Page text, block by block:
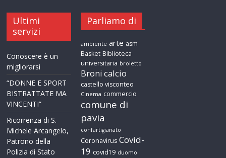
Ultimi
servizi
Conoscere è un
migliorarsi
“DONNE E SPORT
BISTRATTATE MA
VINCENTI”
Ricorrenza di S.
Michele Arcangelo,
Patrono della
Polizia di Stato
Parliamo di
ambiente arte asm
Basket Biblioteca
universitaria broletto
Broni calcio
castello visconteo
Cinema commercio
comune di
pavia
confartigianato
Coronavirus Covid-
19 covid19 duomo